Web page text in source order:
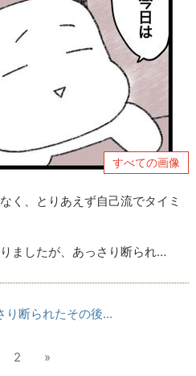
すべての画像
く、とりあえず自己流でタイミ
ましたが、あっさり断られ…
り断られたその後…
2 »